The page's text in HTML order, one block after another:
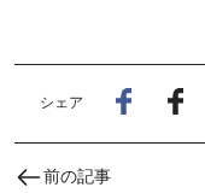
シェア
前の記事